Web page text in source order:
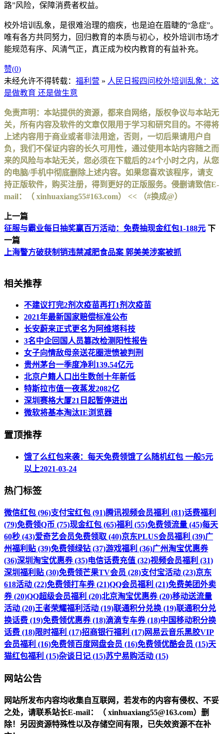
路”风险，保障消费者权益。
校外培训乱象，是很难治理的痼疾，也是迫在眉睫的“急症”。
唯有各方共同努力，回归教育的本质与初心，校外培训市场才
能规范有序、风清气正，真正成为校内教育的有益补充。
赞(0)
未经允许不得转载： 福利营 » 人民日报四问校外培训乱象：这
是做教育 还是做生意
免责声明：本站提供的资源，都来自网络，版权争议与本站无
关，所有内容及软件的文章仅限用于学习和研究目的。不得将
上述内容用于商业或者非法用途，否则，一切后果请用户自
负，我们不保证内容的长久可用性，通过使用本站内容随之而
来的风险与本站无关，您必须在下载后的24个小时之内，从您
的电脑/手机中彻底删除上述内容。如果您喜欢该程序，请支
持正版软件，购买注册，得到更好的正版服务。侵删请致信E-
mail：（ xinhuaxiang55#163.com） << （#换成@）
上一篇
征服与霸业每日抽奖赢百万活动：免费抽现金红包1-188元 下
一篇
上海警方破获制销违禁减肥食品案 郭美美涉案被抓
相关推荐
不建议打完2剂次疫苗再打1剂次疫苗
2021年最新国家赔偿标准公布
长安蔚来正式更名为阿维塔科技
3名中企回国人员篡改检测阳性报告
女子向情敌母亲送花圈泄愤被判刑
贵州茅台一季度净利139.54亿元
北京户籍人口出生数创十年新低
特斯拉市值一夜蒸发2082亿
深圳赛格大厦21日起暂停进出
微软将基本淘汰IE浏览器
置顶推荐
饿了么红包来袭：每天免费领饿了么随机红包 一般5元
以上2021-03-24
热门标签
微信红包 (96)支付宝红包 (91)腾讯视频会员福利 (81)话费福利
(79)免费领Q币 (75)现金红包 (65)福利 (55)免费领流量 (45)每天
60秒 (43)爱奇艺会员免费领取 (40)京东PLUS会员福利 (39)广
州福利贴 (39)免费领绿钻 (37)游戏福利 (36)广州淘宝优惠券
(36)深圳淘宝优惠券 (35)电信话费充值 (32)视频会员福利 (31)
深圳福利贴 (30)免费领芒果TV会员 (28)支付宝活动 (23)京东
618活动 (22)免费领打车券 (21)QQ会员福利 (21)免费美团外卖
券 (20)QQ超级会员福利 (20)北京淘宝优惠券 (20)移动送流量
活动 (20)王者荣耀福利活动 (19)联通积分兑换 (19)联通积分兑
换话费 (19)免费领优惠券 (18)滴滴专车券 (18)中国移动积分换
话费 (18)限时福利 (17)招商银行福利 (17)网易云音乐黑胶VIP
会员福利 (16)免费领百度网盘会员 (16)免费领优酷会员 (15)天
猫红包福利 (15)杂谈日记 (15)苏宁易购活动 (15)
网站公告
网站所发布内容均收集自互联网，若发布的内容有侵权、不妥
之处，请联系站长E-mail：（ xinhuaxiang55@163.com）删
除！另因资源特殊性以及存储空间有限，已失效资源不在补